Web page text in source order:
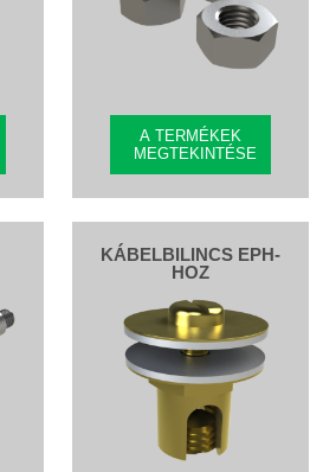
A TERMÉKEK
MEGTEKINTÉSE
KÁBELBILINCS EPH-
HOZ